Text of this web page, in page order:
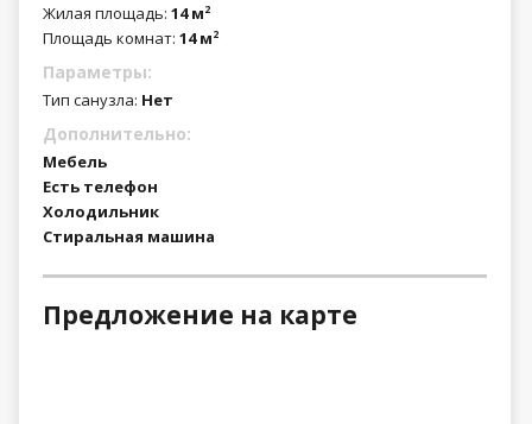
Жилая площадь: 14 м2
Площадь комнат: 14 м2
Параметры:
Тип санузла: Нет
Дополнительно:
Мебель
Есть телефон
Холодильник
Стиральная машина
Предложение на карте